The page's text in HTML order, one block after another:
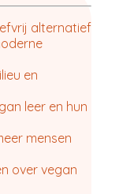
alternatief
en
leer en hun
mensen
over vegan